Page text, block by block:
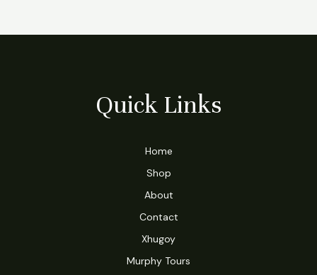
Quick Links
Home
Shop
About
Contact
Xhugoy
Murphy Tours